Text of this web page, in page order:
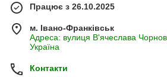
Працює з 26.10.2025
м. Івано-Франківськ
Адреса: вулиця В'ячеслава
Україна
Контакти